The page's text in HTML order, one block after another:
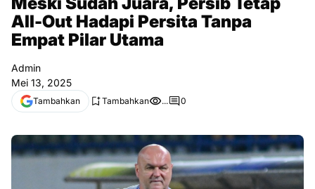
All-Out Hadapi Persita Tanpa
Empat Pilar Utama
Admin
Mei 13, 2025
Tambahkan Tambahkan ... 0